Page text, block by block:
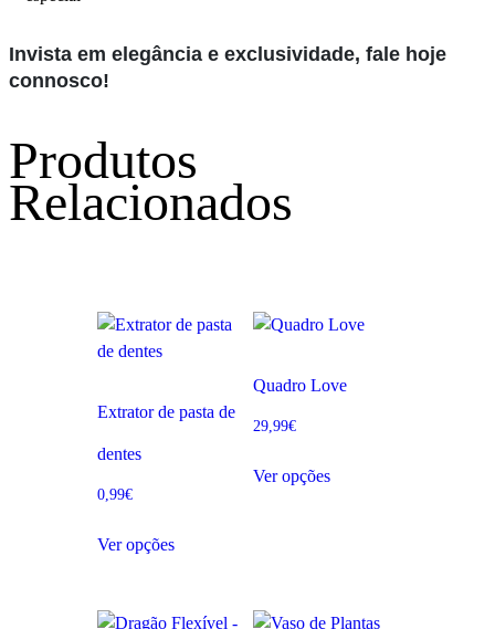
Invista em elegância e exclusividade, fale hoje
connosco!
Produtos
Relacionados
Extrator de pasta de
dentes
0,99€
Ver opções
Quadro Love
29,99€
Ver opções